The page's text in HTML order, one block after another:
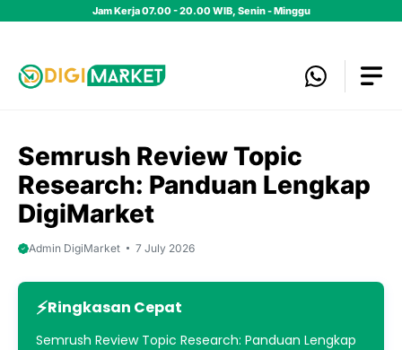
Jam Kerja 07.00 - 20.00 WIB, Senin - Minggu
Semrush Review Topic
Research: Panduan Lengkap
DigiMarket
Admin DigiMarket 7 July 2026
Ringkasan Cepat
Semrush Review Topic Research: Panduan Lengkap